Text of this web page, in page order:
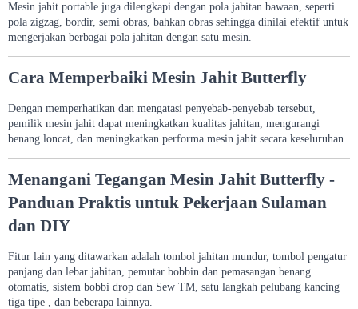
Mesin jahit portable juga dilengkapi dengan pola jahitan bawaan, seperti
pola zigzag, bordir, semi obras, bahkan obras sehingga dinilai efektif untuk
mengerjakan berbagai pola jahitan dengan satu mesin.
Cara Memperbaiki Mesin Jahit Butterfly
Dengan memperhatikan dan mengatasi penyebab-penyebab tersebut,
pemilik mesin jahit dapat meningkatkan kualitas jahitan, mengurangi
benang loncat, dan meningkatkan performa mesin jahit secara keseluruhan.
Menangani Tegangan Mesin Jahit Butterfly -
Panduan Praktis untuk Pekerjaan Sulaman
dan DIY
Fitur lain yang ditawarkan adalah tombol jahitan mundur, tombol pengatur
panjang dan lebar jahitan, pemutar bobbin dan pemasangan benang
otomatis, sistem bobbi drop dan Sew TM, satu langkah pelubang kancing
tiga tipe , dan beberapa lainnya.